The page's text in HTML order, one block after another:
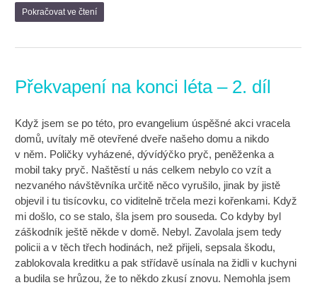
Pokračovat ve čtení
Překvapení na konci léta – 2. díl
Když jsem se po této, pro evangelium úspěšné akci vracela
domů, uvítaly mě otevřené dveře našeho domu a nikdo
v něm. Poličky vyházené, dývídýčko pryč, peněženka a
mobil taky pryč. Naštěstí u nás celkem nebylo co vzít a
nezvaného návštěvníka určitě něco vyrušilo, jinak by jistě
objevil i tu tisícovku, co viditelně trčela mezi kořenkami. Když
mi došlo, co se stalo, šla jsem pro souseda. Co kdyby byl
záškodník ještě někde v domě. Nebyl. Zavolala jsem tedy
policii a v těch třech hodinách, než přijeli, sepsala škodu,
zablokovala kreditku a pak střídavě usínala na židli v kuchyni
a budila se hrůzou, že to někdo zkusí znovu. Nemohla jsem